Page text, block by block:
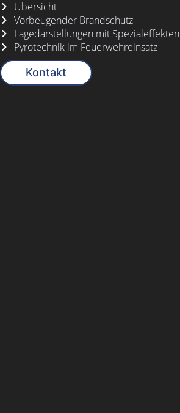
Übersicht
Vorbeugender Brandschutz
Lagedarstellungen mit Spezialeffekten
Pyrotechnik im Feuerwehreinsatz
Kontakt